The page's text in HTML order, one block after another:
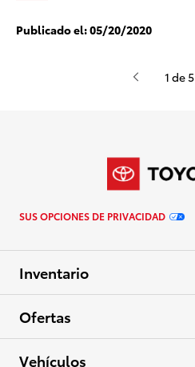
Publicado el:05/20/2020
1 de 5
SUS OPCIONES DE PRIVACIDAD
Inventario
Autos y minivans
Camionetas
Ofertas
APR
Vehículos